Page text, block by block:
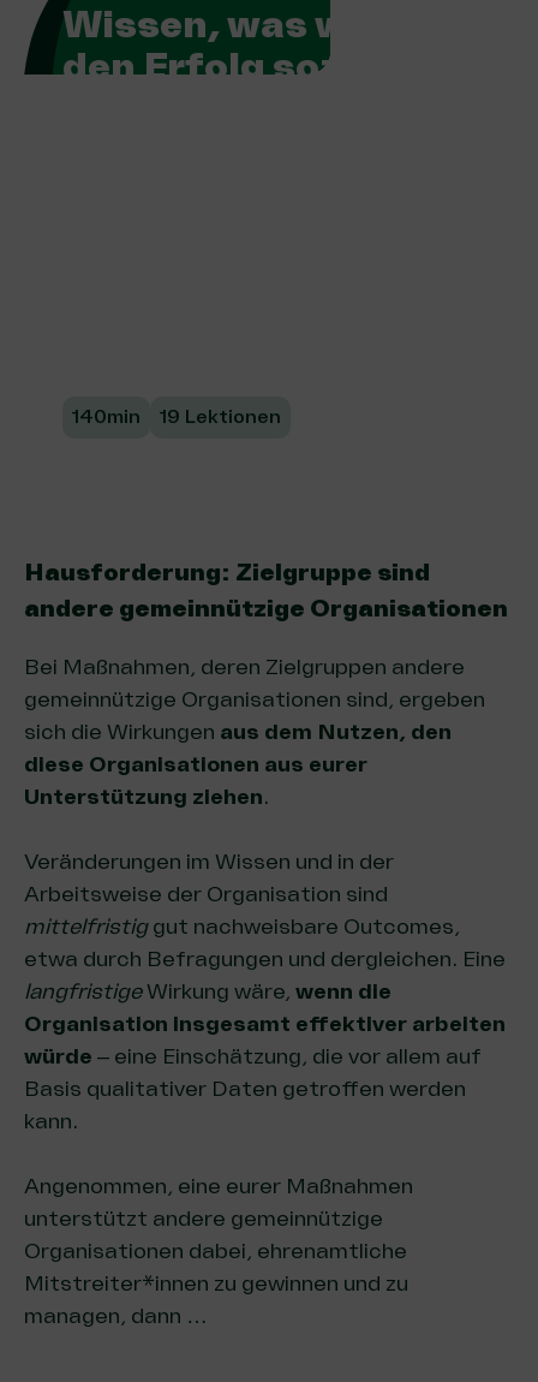
Wissen, was wirkt:
den Erfolg sozialer
140min 19 Lektionen
Hausforderung: Zielgruppe sind
andere gemeinnützige Organisationen
Bei Maßnahmen, deren Zielgruppen andere
gemeinnützige Organisationen sind, ergeben
sich die Wirkungen aus dem Nutzen, den
diese Organisationen aus eurer
Unterstützung ziehen.
Veränderungen im Wissen und in der
Arbeitsweise der Organisation sind
mittelfristiggut nachweisbare Outcomes,
etwa durch Befragungen und dergleichen. Eine
langfristigeWirkung wäre, wenn die
Organisation insgesamt effektiver arbeiten
würde – eine Einschätzung, die vor allem auf
Basis qualitativer Daten getroffen werden
kann.
Angenommen, eine eurer Maßnahmen
unterstützt andere gemeinnützige
Organisationen dabei, ehrenamtliche
Mitstreiter*innen zu gewinnen und zu
managen, dann …